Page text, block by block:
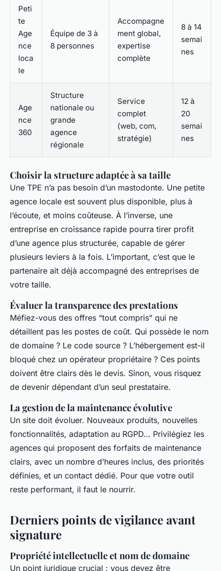
Peti
te
Age
nce
loca
le
Équipe de 3 à
8 personnes
Accompagne
ment global,
expertise
complète
8 à 14
semai
nes
Age
nce
360
Structure
nationale ou
grande
agence
régionale
Service
complet
(web, com,
stratégie)
12 à
20
semai
nes
Choisir la structure adaptée à sa taille
Une TPE n’a pas besoin d’un mastodonte. Une petite
agence locale est souvent plus disponible, plus à
l’écoute, et moins coûteuse. À l’inverse, une
entreprise en croissance rapide pourra tirer profit
d’une agence plus structurée, capable de gérer
plusieurs leviers à la fois. L’important, c’est que le
partenaire ait déjà accompagné des entreprises de
votre taille.
Évaluer la transparence des prestations
Méfiez-vous des offres “tout compris” qui ne
détaillent pas les postes de coût. Qui possède le nom
de domaine ? Le code source ? L’hébergement est-il
bloqué chez un opérateur propriétaire ? Ces points
doivent être clairs dès le devis. Sinon, vous risquez
de devenir dépendant d’un seul prestataire.
La gestion de la maintenance évolutive
Un site doit évoluer. Nouveaux produits, nouvelles
fonctionnalités, adaptation au RGPD… Privilégiez les
agences qui proposent des forfaits de maintenance
clairs, avec un nombre d’heures inclus, des priorités
définies, et un contact dédié. Pour que votre outil
reste performant, il faut le nourrir.
Derniers points de vigilance avant
signature
Propriété intellectuelle et nom de domaine
Un point juridique crucial : vous devez être